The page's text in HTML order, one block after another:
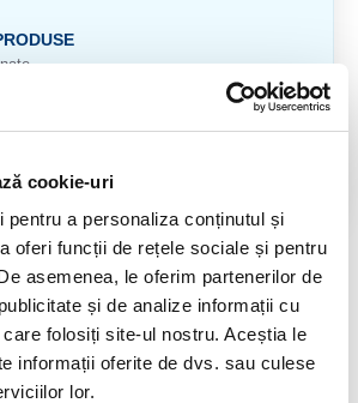
cookie-uri
pentru a personaliza conținutul și
oferi funcții de rețele sociale și pentru
asemenea, le oferim partenerilor de
și de analize informații cu
folosiți site-ul nostru. Aceștia le
informații oferite de dvs. sau culese
lor.
exact produsul din imagine.